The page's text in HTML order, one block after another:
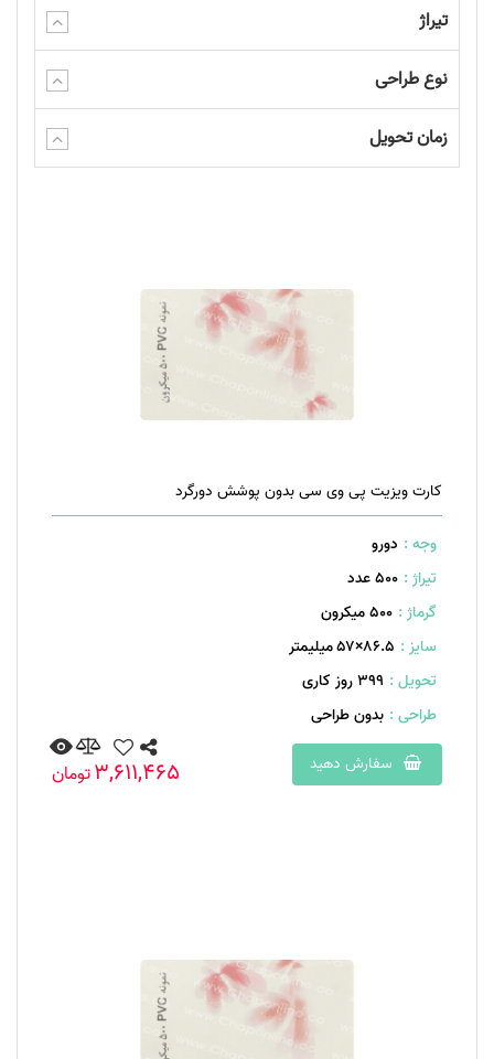
تیراژ
نوع طراحی
زمان تحویل
کارت ویزیت پی وی سی بدون پوشش دورگرد
وجه : دورو
تیراژ : 500 عدد
گرماژ : ۵۰۰ میکرون
سایز : ۸۶.۵×۵۷ میلیمتر
تحویل : 399 روز کاری
طراحی : بدون طراحی
سفارش دهید
3,611,465تومان